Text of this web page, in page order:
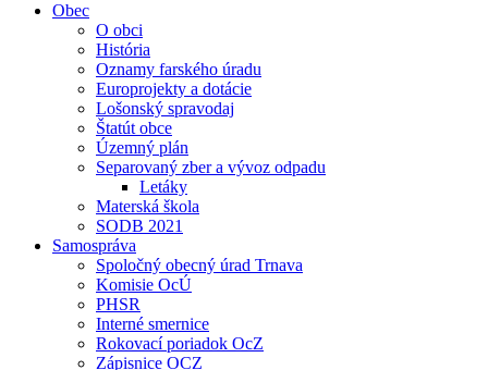
Obec
O obci
História
Oznamy farského úradu
Europrojekty a dotácie
Lošonský spravodaj
Štatút obce
Územný plán
Separovaný zber a vývoz odpadu
Letáky
Materská škola
SODB 2021
Samospráva
Spoločný obecný úrad Trnava
Komisie OcÚ
PHSR
Interné smernice
Rokovací poriadok OcZ
Zápisnice OCZ